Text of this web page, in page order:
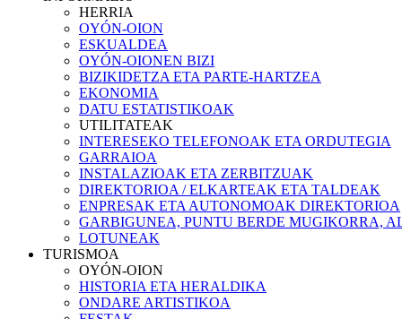
HERRIA
OYÓN-OION
ESKUALDEA
OYÓN-OIONEN BIZI
BIZIKIDETZA ETA PARTE-HARTZEA
EKONOMIA
DATU ESTATISTIKOAK
UTILITATEAK
INTERESEKO TELEFONOAK ETA ORDUTEGIA
GARRAIOA
INSTALAZIOAK ETA ZERBITZUAK
DIREKTORIOA / ELKARTEAK ETA TALDEAK
ENPRESAK ETA AUTONOMOAK DIREKTORIOA
GARBIGUNEA, PUNTU BERDE MUGIKORRA,
LOTUNEAK
TURISMOA
OYÓN-OION
HISTORIA ETA HERALDIKA
ONDARE ARTISTIKOA